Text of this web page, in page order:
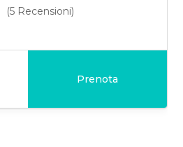
(5 Recensioni)
Prenota